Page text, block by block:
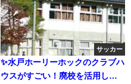
サッカー
✨水戸ホーリーホックのクラブハ
ウスがすごい！廃校を活用し